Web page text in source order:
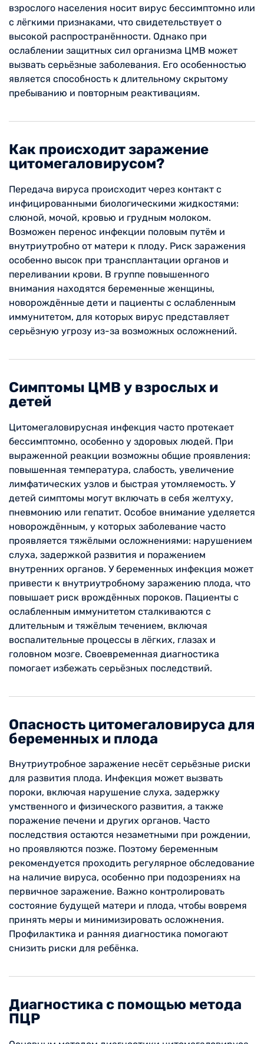
взрослого населения носит вирус бессимптомно или
с лёгкими признаками, что свидетельствует о
высокой распространённости. Однако при
ослаблении защитных сил организма ЦМВ может
вызвать серьёзные заболевания. Его особенностью
является способность к длительному скрытому
пребыванию и повторным реактивациям.
Как происходит заражение
цитомегаловирусом?
Передача вируса происходит через контакт с
инфицированными биологическими жидкостями:
слюной, мочой, кровью и грудным молоком.
Возможен перенос инфекции половым путём и
внутриутробно от матери к плоду. Риск заражения
особенно высок при трансплантации органов и
переливании крови. В группе повышенного
внимания находятся беременные женщины,
новорождённые дети и пациенты с ослабленным
иммунитетом, для которых вирус представляет
серьёзную угрозу из-за возможных осложнений.
Симптомы ЦМВ у взрослых и
детей
Цитомегаловирусная инфекция часто протекает
бессимптомно, особенно у здоровых людей. При
выраженной реакции возможны общие проявления:
повышенная температура, слабость, увеличение
лимфатических узлов и быстрая утомляемость. У
детей симптомы могут включать в себя желтуху,
пневмонию или гепатит. Особое внимание уделяется
новорождённым, у которых заболевание часто
проявляется тяжёлыми осложнениями: нарушением
слуха, задержкой развития и поражением
внутренних органов. У беременных инфекция может
привести к внутриутробному заражению плода, что
повышает риск врождённых пороков. Пациенты с
ослабленным иммунитетом сталкиваются с
длительным и тяжёлым течением, включая
воспалительные процессы в лёгких, глазах и
головном мозге. Своевременная диагностика
помогает избежать серьёзных последствий.
Опасность цитомегаловируса для
беременных и плода
Внутриутробное заражение несёт серьёзные риски
для развития плода. Инфекция может вызвать
пороки, включая нарушение слуха, задержку
умственного и физического развития, а также
поражение печени и других органов. Часто
последствия остаются незаметными при рождении,
но проявляются позже. Поэтому беременным
рекомендуется проходить регулярное обследование
на наличие вируса, особенно при подозрениях на
первичное заражение. Важно контролировать
состояние будущей матери и плода, чтобы вовремя
принять меры и минимизировать осложнения.
Профилактика и ранняя диагностика помогают
снизить риски для ребёнка.
Диагностика с помощью метода
ПЦР